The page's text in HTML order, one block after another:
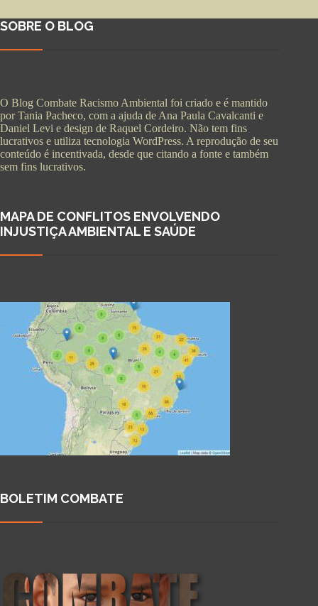
SOBRE O BLOG
O Blog Combate Racismo Ambiental foi criado e é mantido
por Tania Pacheco, com a ajuda de Ana Paula Cavalcanti e
Daniel Levi e design de Raquel Cordeiro. Não tem fins
lucrativos e utiliza tecnologia WordPress. A reprodução de seu
conteúdo é incentivada, desde que citando a fonte e também
sem fins lucrativos.
MAPA DE CONFLITOS ENVOLVENDO
INJUSTIÇA AMBIENTAL E SAÚDE
BOLETIM COMBATE